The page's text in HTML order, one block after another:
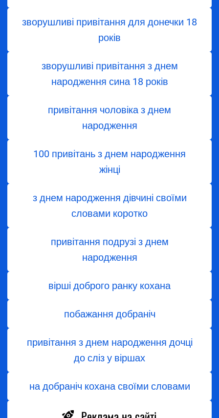
зворушливі привітання для донечки 18
років
зворушливі привітання з днем
народження сина 18 років
привітання чоловіка з днем
народження
100 привітань з днем народження
жінці
з днем ​​народження дівчині своїми
словами коротко
привітання подрузі з днем
народження
вірші доброго ранку кохана
побажання добраніч
привітання з днем народження дочці
до сліз у віршах
на добраніч кохана своїми словами